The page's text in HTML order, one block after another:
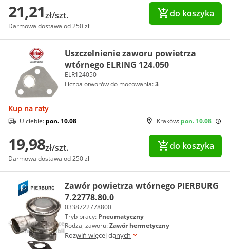
21,21zł/szt.
Darmowa dostawa od 250 zł
do koszyka
Uszczelnienie zaworu powietrza
wtórnego ELRING 124.050
ELR124050
Liczba otworów do mocowania:3
Kup na raty
Kraków: pon. 10.08
U ciebie: pon. 10.08
19,98zł/szt.
Darmowa dostawa od 250 zł
do koszyka
Zawór powietrza wtórnego PIERBURG
7.22778.80.0
0338722778800
Tryb pracy: Pneumatyczny
Rodzaj zaworu:Zawór hermetyczny
Rozwiń więcej danych